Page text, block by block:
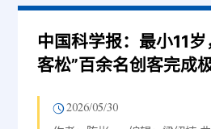
中国科学报：最小11
客松”百余名创客完成
2026/05/30